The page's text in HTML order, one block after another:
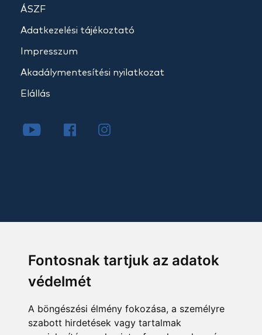
Fontosnak tartjuk az adatok
védelmét
A böngészési élmény fokozása, a személyre
szabott hirdetések vagy tartalmak
ÁSZF
Adatkezelési tájékoztató
Impresszum
Akadálymentesítési nyilatkozat
Elállás